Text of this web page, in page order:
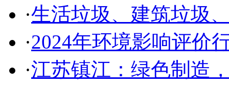
·生活垃圾、建筑垃圾
·2024年环境影响评价
·江苏镇江：绿色制造